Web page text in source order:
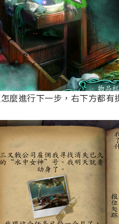
麼進行下一步，右下方都有